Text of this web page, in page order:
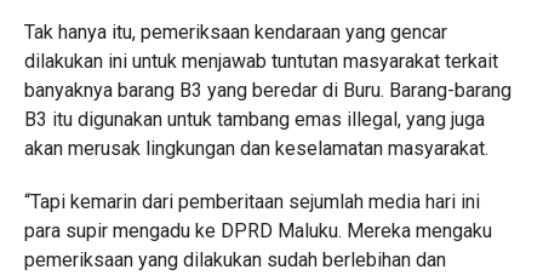
Tak hanya itu, pemeriksaan kendaraan yang gencar
dilakukan ini untuk menjawab tuntutan masyarakat terkait
banyaknya barang B3 yang beredar di Buru. Barang-barang
B3 itu digunakan untuk tambang emas illegal, yang juga
akan merusak lingkungan dan keselamatan masyarakat.
“Tapi kemarin dari pemberitaan sejumlah media hari ini
para supir mengadu ke DPRD Maluku. Mereka mengaku
pemeriksaan yang dilakukan sudah berlebihan dan